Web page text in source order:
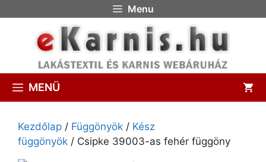
Menu
MENÜ
Kezdőlap / Függönyök / Kész
függönyök / Csipke 39003-as fehér függöny